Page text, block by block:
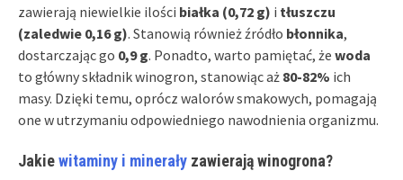
zawierają niewielkie ilości białka (0,72 g) i tłuszczu
(zaledwie 0,16 g). Stanowią również źródło błonnika,
dostarczając go 0,9 g. Ponadto, warto pamiętać, że woda
to główny składnik winogron, stanowiąc aż 80-82% ich
masy. Dzięki temu, oprócz walorów smakowych, pomagają
one w utrzymaniu odpowiedniego nawodnienia organizmu.
Jakiewitaminy i minerały zawierają winogrona?